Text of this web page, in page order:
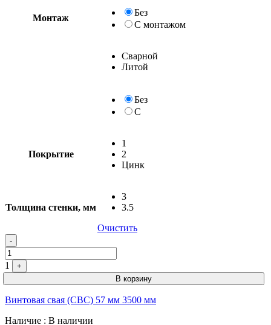
Монтаж
Без
С монтажом
Сварной
Литой
Без
С
Покрытие
1
2
Цинк
Толщина стенки, мм
3
3.5
Очистить
-
1
+
В корзину
Винтовая свая (СВС) 57 мм 3500 мм
Наличие : В наличии